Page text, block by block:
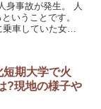
身事故が発生。 人
いうことです。
車していた女性
短期大学で火
?現地の様子や